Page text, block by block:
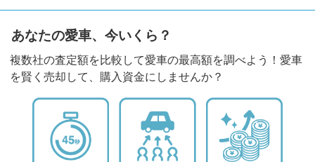
あなたの愛車、今いくら？
複数社の査定額を比較して愛車の最高額を調べよう！愛車
を賢く売却して、購入資金にしませんか？